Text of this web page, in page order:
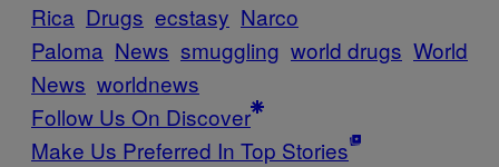
Rica Drugs ecstasy Narco
Paloma News smuggling world drugs World
News worldnews
Follow Us On Discover
Make Us Preferred In Top Stories